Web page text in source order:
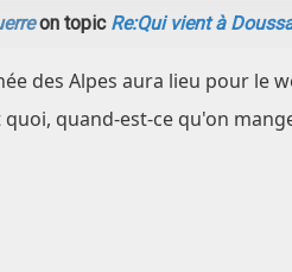
on topic Re:Qui vient à
des Alpes aura lieu pour le
quoi, quand-est-ce qu'on